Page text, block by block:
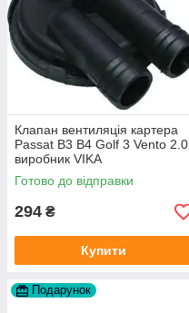
Клапан вентиляція картера
Passat B3 B4 Golf 3 Vento 2.0
виробник VIKA
Готово до відправки
294 ₴
Купити
Подарунок